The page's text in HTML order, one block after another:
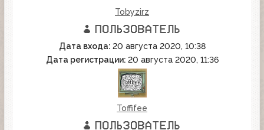
Tobyzirz
Дата входа: 20 августа 2020, 10:38
Дата регистрации: 20 августа 2020, 11:36
Toffifee